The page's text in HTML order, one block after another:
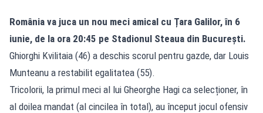
România va juca un nou meci amical cu Țara Galilor, în 6
iunie, de la ora 20:45 pe Stadionul Steaua din București.
Ghiorghi Kvilitaia (46) a deschis scorul pentru gazde, dar Louis
Munteanu a restabilit egalitatea (55).
Tricolorii, la primul meci al lui Gheorghe Hagi ca selecționer, în
al doilea mandat (al cincilea în total), au început jocul ofensiv